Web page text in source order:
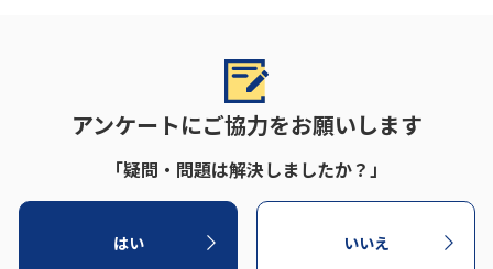
アンケートにご協力をお願いします
「疑問・問題は解決しましたか？」
はい いいえ